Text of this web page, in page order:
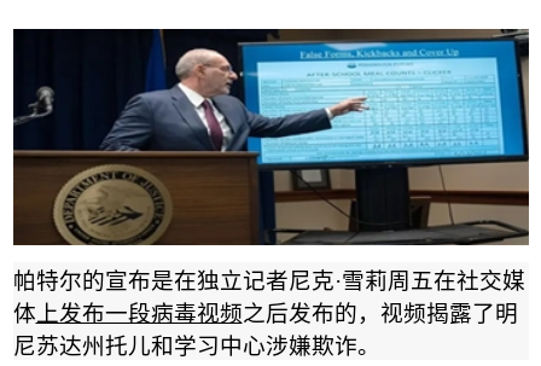
帕特尔的宣布是在独立记者尼克·雪莉周五在社交媒
体上发布一段病毒视频之后发布的，视频揭露了明
尼苏达州托儿和学习中心涉嫌欺诈。